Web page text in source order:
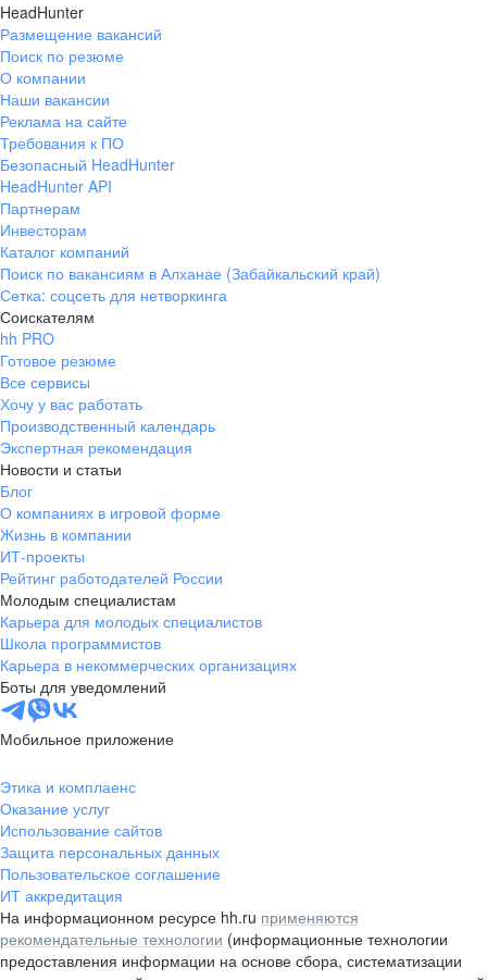
HeadHunter
Размещение вакансий
Поиск по резюме
О компании
Наши вакансии
Реклама на сайте
Требования к ПО
Безопасный HeadHunter
HeadHunter API
Партнерам
Инвесторам
Каталог компаний
Поиск по вакансиям в Алханае (Забайкальский край)
Сетка: соцсеть для нетворкинга
Соискателям
hh PRO
Готовое резюме
Все сервисы
Хочу у вас работать
Производственный календарь
Экспертная рекомендация
Новости и статьи
Блог
О компаниях в игровой форме
Жизнь в компании
ИТ-проекты
Рейтинг работодателей России
Молодым специалистам
Карьера для молодых специалистов
Школа программистов
Карьера в некоммерческих организациях
Боты для уведомлений
Мобильное приложение
Этика и комплаенс
Оказание услуг
Использование сайтов
Защита персональных данных
Пользовательское соглашение
ИТ аккредитация
На информационном ресурсе hh.ru применяются
рекомендательные технологии (информационные технологии
предоставления информации на основе сбора, систематизации